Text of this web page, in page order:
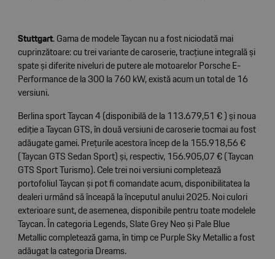
Stuttgart. Gama de modele Taycan nu a fost niciodată mai
cuprinzătoare: cu trei variante de caroserie, tracțiune integrală și
spate și diferite niveluri de putere ale motoarelor Porsche E-
Performance de la 300 la 760 kW, există acum un total de 16
versiuni.
Berlina sport Taycan 4 (disponibilă de la 113.679,51 € ) și noua
ediție a Taycan GTS, în două versiuni de caroserie tocmai au fost
adăugate gamei. Prețurile acestora încep de la 155.918,56 €
(Taycan GTS Sedan Sport) și, respectiv, 156.905,07 € (Taycan
GTS Sport Turismo). Cele trei noi versiuni completează
portofoliul Taycan și pot fi comandate acum, disponibilitatea la
dealeri urmând să înceapă la începutul anului 2025. Noi culori
exterioare sunt, de asemenea, disponibile pentru toate modelele
Taycan. În categoria Legends, Slate Grey Neo și Pale Blue
Metallic completează gama, în timp ce Purple Sky Metallic a fost
adăugat la categoria Dreams.